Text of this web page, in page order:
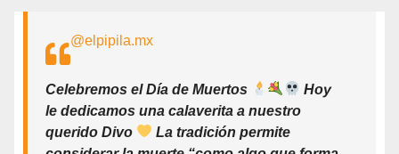
@elpipila.mx
Celebremos el Día de Muertos
Hoy
le dedicamos una calaverita a nuestro
querido Divo
La tradición permite